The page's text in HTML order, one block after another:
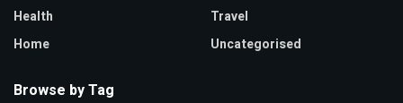
Health
Home
Travel
Uncategorised
Browse by Tag